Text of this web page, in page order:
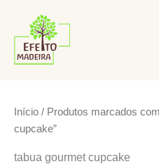
conteúdo
Início / Produtos marcados
cupcake”
tabua gourmet cupcake